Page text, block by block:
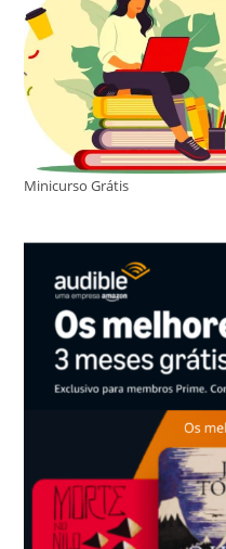
Minicurso Grátis